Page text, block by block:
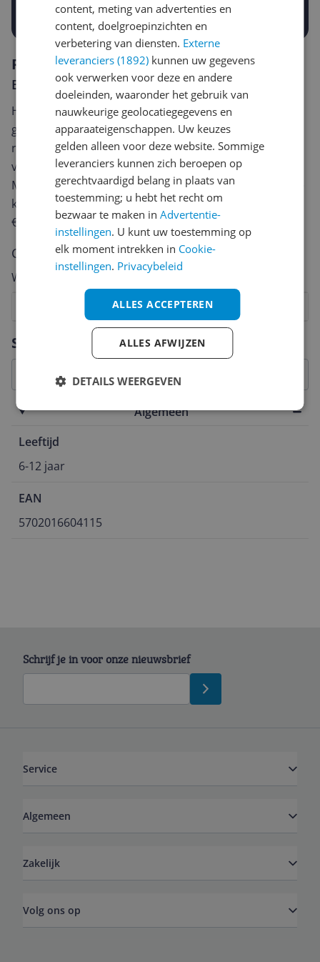
Prijsalert aanzetten
Specificaties
Algemeen
Leeftijd
6-12 jaar
EAN
5702016604115
Reviews
Er zijn nog geen reviews geschreven
Heb jij dit product in bezit en wil je graag je mening
geven? Start dan hieronder met het schrijven van je
review. Afhankelijk van de details duurt het schrijven
van een review gemiddeld tussen de 3 en 10 minuten.
Met jouw mening help je andere bezoekers een betere
keuze te maken én maak je iedere maand kans op
€250,-!
Klik hier voor de actievoorwaarden.
Cijfer
Welk cijfer geef jij dit product?
7
6
5
4
Schrijf je in voor onze nieuwsbrief
Service
Algemeen
Zakelijk
Volg ons op
content, meting van advertenties en
content, doelgroepinzichten en
verbetering van diensten. Externe
leveranciers (1892) kunnen uw gegevens
ook verwerken voor deze en andere
doeleinden, waaronder het gebruik van
nauwkeurige geolocatiegegevens en
apparaateigenschappen. Uw keuzes
gelden alleen voor deze website. Sommige
leveranciers kunnen zich beroepen op
gerechtvaardigd belang in plaats van
toestemming; u hebt het recht om
bezwaar te maken inAdvertentie-
instellingen. U kunt uw toestemming op
elk moment intrekken in Cookie-
instellingen. Privacybeleid
ALLES ACCEPTEREN
ALLES AFWIJZEN
DETAILS WEERGEVEN